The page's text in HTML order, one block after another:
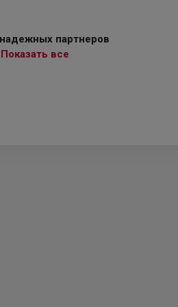
партнеров
Показать все